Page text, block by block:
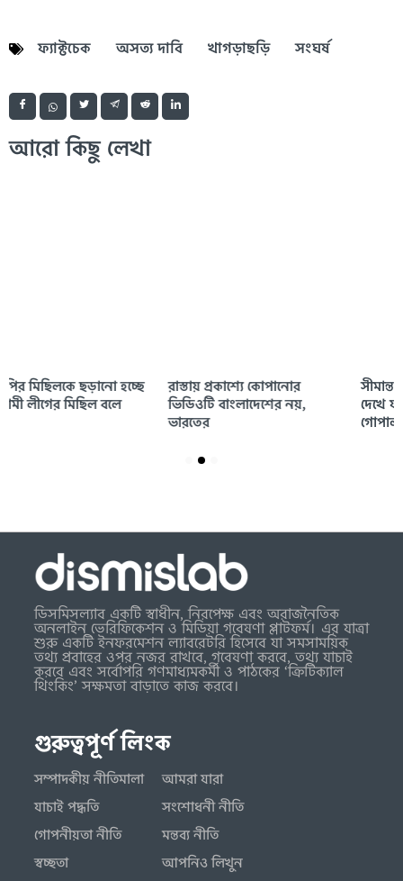
ফ্যাক্টচেক অসত্য দাবি খাগড়াছড়ি সংঘর্ষ
আরো কিছু লেখা
রাস্তায় প্রকাশ্যে কোপানোর
ভিডিওটি বাংলাদেশের নয়,
সীমান্ত থেকে শেখ হাসিনার দেশ
দেখে যাওয়ার নয়, ভিডিওটি
ডিসমিসল্যাব একটি স্বাধীন, নিরপেক্ষ এবং অরাজনৈতিক
অনলাইন ভেরিফিকেশন ও মিডিয়া গবেষণা প্লাটফর্ম। এর যাত্রা
শুরু একটি ইনফরমেশন ল্যাবরেটরি হিসেবে যা সমসাময়িক
তথ্য প্রবাহের ওপর নজর রাখবে, গবেষণা করবে, তথ্য যাচাই
করবে এবং সর্বোপরি গণমাধ্যমকর্মী ও পাঠকের ‘ক্রিটিক্যাল
থিংকিং’ সক্ষমতা বাড়াতে কাজ করবে।
গুরুত্বপূর্ণ লিংক
সম্পাদকীয় নীতিমালা
যাচাই পদ্ধতি
গোপনীয়তা নীতি
স্বচ্ছতা
আমরা যারা
সংশোধনী নীতি
মন্তব্য নীতি
আপনিও লিখুন